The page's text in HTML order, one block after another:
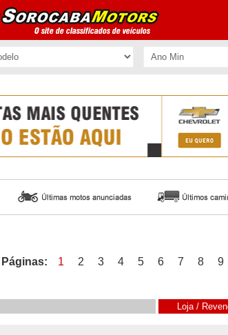
Páginas: 1 2 3 4 5 6 7 8 9
Loja /